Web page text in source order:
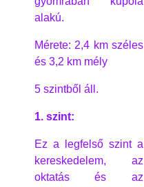
alakú.
Mérete: 2,4 km széles
és 3,2 km mély
5 szintből áll.
1. szint:
Ez a legfelső szint a
kereskedelem, az
oktatás és az